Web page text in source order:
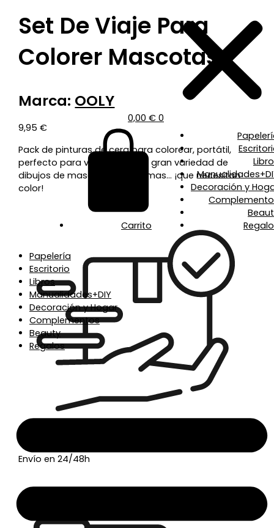
0,00 € 0
Carrito
Decoración y
Papelería
Escritorio
Libros
Manualidades+DIY
Decoración y Hogar
Complementos
Beauty
Regalos
Set De Viaje Para
Colorer Mascotas
Marca: OOLY
9,95€
Pack de pinturas de cera para colorear, portátil,
perfecto para viajar, con una gran variedad de
dibujos de mascotas monísimas… ¡que necesitan
color!
Envío en 24/48h